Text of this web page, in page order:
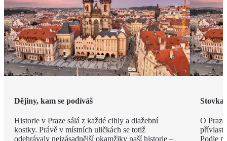
Dějiny, kam se podíváš
Historie v Praze sálá z každé cihly a dlažební
kostky. Právě v místních uličkách se totiž
odehrávaly nejzásadnější okamžiky naší historie –
Stovka
O
Podle